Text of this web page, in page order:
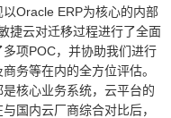
Oracle ERP为核心的内部
捷云对迁移过程进行了全面
项POC，并协助我们进行
务等在内的全方位评估。
核心业务系统，云平台的
国内云厂商综合对比后，